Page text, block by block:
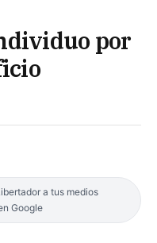
por
a tus medios
Google